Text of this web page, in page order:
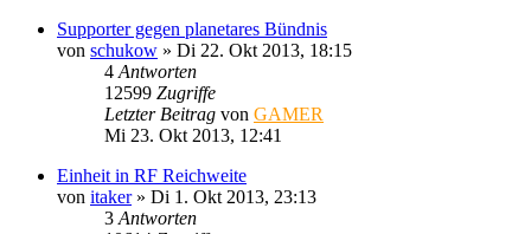
Supporter gegen planetares Bündnis
von schukow » Di 22. Okt 2013, 18:15
4 Antworten
12599 Zugriffe
Letzter Beitrag von GAMER
Mi 23. Okt 2013, 12:41
Einheit in RF Reichweite
von itaker» Di 1. Okt 2013, 23:13
3 Antworten